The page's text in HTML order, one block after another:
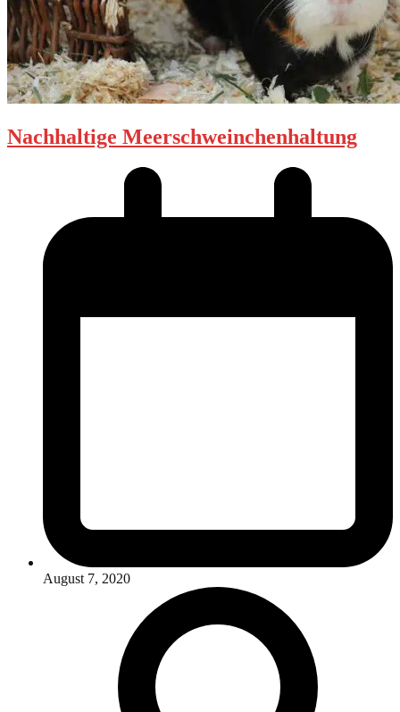
Nachhaltige Meerschweinchenhaltung
August 7, 2020